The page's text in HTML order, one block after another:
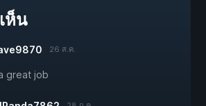
ห็น
26 ส.ค.
great job